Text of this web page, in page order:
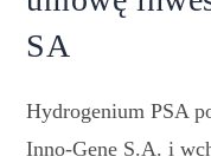
SA
Hydrogenium PSA
Inno-Gene S.A. i